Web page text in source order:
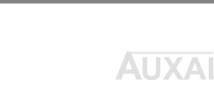
Durite radiateur
Cale reglage gache